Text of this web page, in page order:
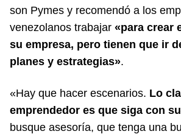
son Pymes y recomendó a los
venezolanos trabajar «para crear
su empresa, pero tienen que ir
planes y estrategias».
«Hay que hacer escenarios. Lo
emprendedor es que siga con
busque asesoría, que tenga una